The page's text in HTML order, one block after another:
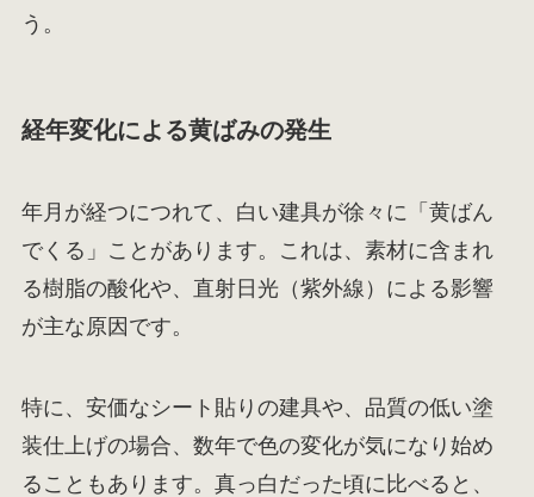
う。
経年変化による黄ばみの発生
年月が経つにつれて、白い建具が徐々に「黄ばん
でくる」ことがあります。これは、素材に含まれ
る樹脂の酸化や、直射日光（紫外線）による影響
が主な原因です。
特に、安価なシート貼りの建具や、品質の低い塗
装仕上げの場合、数年で色の変化が気になり始め
ることもあります。真っ白だった頃に比べると、